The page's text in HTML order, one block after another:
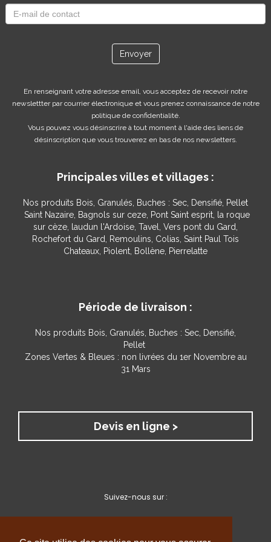
Envoyer
En renseignant votre adresse email, vous acceptez de recevoir notre
newslettter par courrier électronique et vous prenez connaissance de notre
politique de confidentialité.
Vous pouvez vous désinscrire à tout moment à l'aide des liens de
désinscription que vous trouverez en bas de nos newsletters.
Principales villes et villages :
Nos produits Bois, Granulés, Buches : Sec, Densifié, Pellet
Saint Nazaire, Bagnols sur ceze, Pont Saint esprit, la roque
sur cèze, laudun l'Ardoise, Tavel, Vers pont du Gard,
Rochefort du Gard, Remoulins, Colias, Saint Paul Tois
Chateaux, Piolent, Bollène, Pierrelatte
Période de livraison :
Nos produits Bois, Granulés, Buches : Sec, Densifié,
Pellet
Zones Vertes & Bleues : non livrées du 1er Novembre au
31 Mars
Devis en ligne >
Suivez-nous sur :